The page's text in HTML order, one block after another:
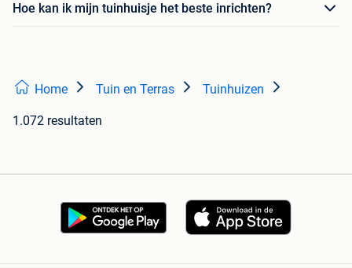
Hoe kan ik mijn tuinhuisje het beste inrichten?
Home Tuin en Terras Tuinhuizen
1.072 resultaten